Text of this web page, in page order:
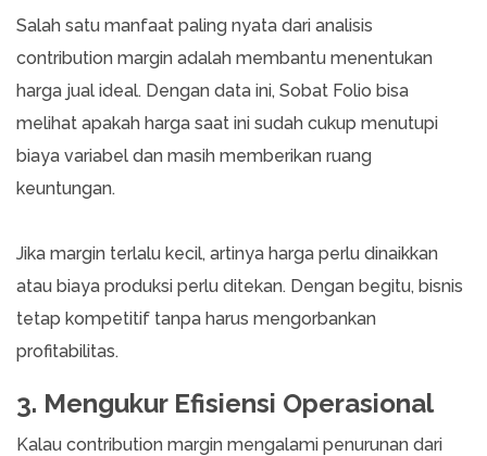
Salah satu manfaat paling nyata dari analisis
contribution margin adalah membantu menentukan
harga jual ideal. Dengan data ini, Sobat Folio bisa
melihat apakah harga saat ini sudah cukup menutupi
biaya variabel dan masih memberikan ruang
keuntungan.
Jika margin terlalu kecil, artinya harga perlu dinaikkan
atau biaya produksi perlu ditekan. Dengan begitu, bisnis
tetap kompetitif tanpa harus mengorbankan
profitabilitas.
3. Mengukur Efisiensi Operasional
Kalau contribution margin mengalami penurunan dari